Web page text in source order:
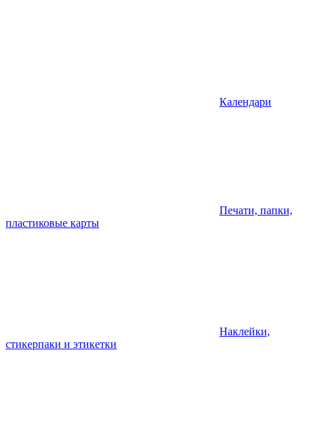
Календари
Печати, папки,
пластиковые карты
Наклейки,
стикерпаки и этикетки